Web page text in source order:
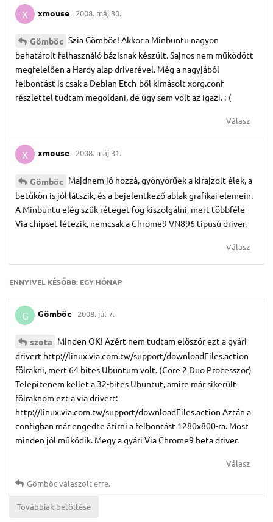
X xmouse 2008. máj 30.
Gömböc Szia Gömböc! Akkor a Minbuntu nagyon
behatárolt felhasználó bázisnak készült. Sajnos nem működött
megfelelően a Hardy alap driverével. Még a nagyjából
felbontást is csak a Debian Etch-ből kimásolt xorg.conf
részlettel tudtam megoldani, de úgy sem volt az igazi. :-(
Válasz
X xmouse 2008. máj 31.
Gömböc Majdnem jó hozzá, gyönyörűek a kirajzolt élek, a
betűkön is jól látszik, és a bejelentkező ablak grafikai elemein.
A Minbuntu elég szűk réteget fog kiszolgálni, mert többféle
Via chipset létezik, nemcsak a Chrome9 VN896 típusú driver.
Válasz
ENNYIVEL KÉSŐBB: EGY HÓNAP
G Gömböc 2008. júl 7.
szota Minden OK! Azért nem tudtam először ezt a gyári
drivert http://linux.via.com.tw/support/downloadFiles.action
fölrakni, mert 64 bites Ubuntum volt. (Core 2 Duo Processzor)
Telepítenem kellet a 32-bites Ubuntut, amire már sikerült
fölraknom ezt a via drivert:
http://linux.via.com.tw/support/downloadFiles.action Aztán a
configban már engedte átírni a felbontást 1280x800-ra. Most
minden jól működik. Megy a gyári Via Chrome9 beta driver.
Válasz
Gömböcválaszolt erre.
Továbbiak betöltése